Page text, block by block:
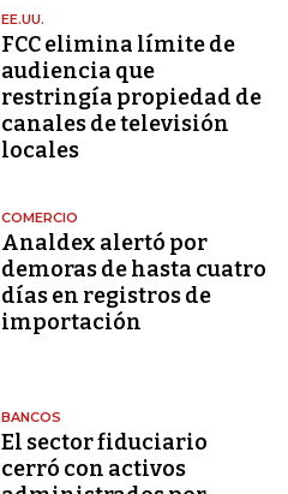
EE.UU.
FCC elimina límite de
audiencia que
restringía propiedad de
canales de televisión
locales
COMERCIO
Analdex alertó por
demoras de hasta cuatro
días en registros de
importación
BANCOS
El sector fiduciario
cerró con activos